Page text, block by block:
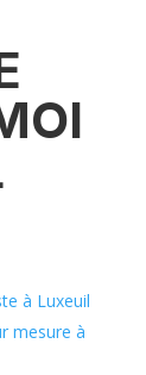
à Luxeuil
mesure à